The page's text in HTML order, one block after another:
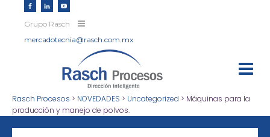
Grupo Rasch
mercadotecnia@rasch.com.mx
Rasch Procesos > NOVEDADES > Uncategorized > Máquinas para la
producción y manejo de polvos.